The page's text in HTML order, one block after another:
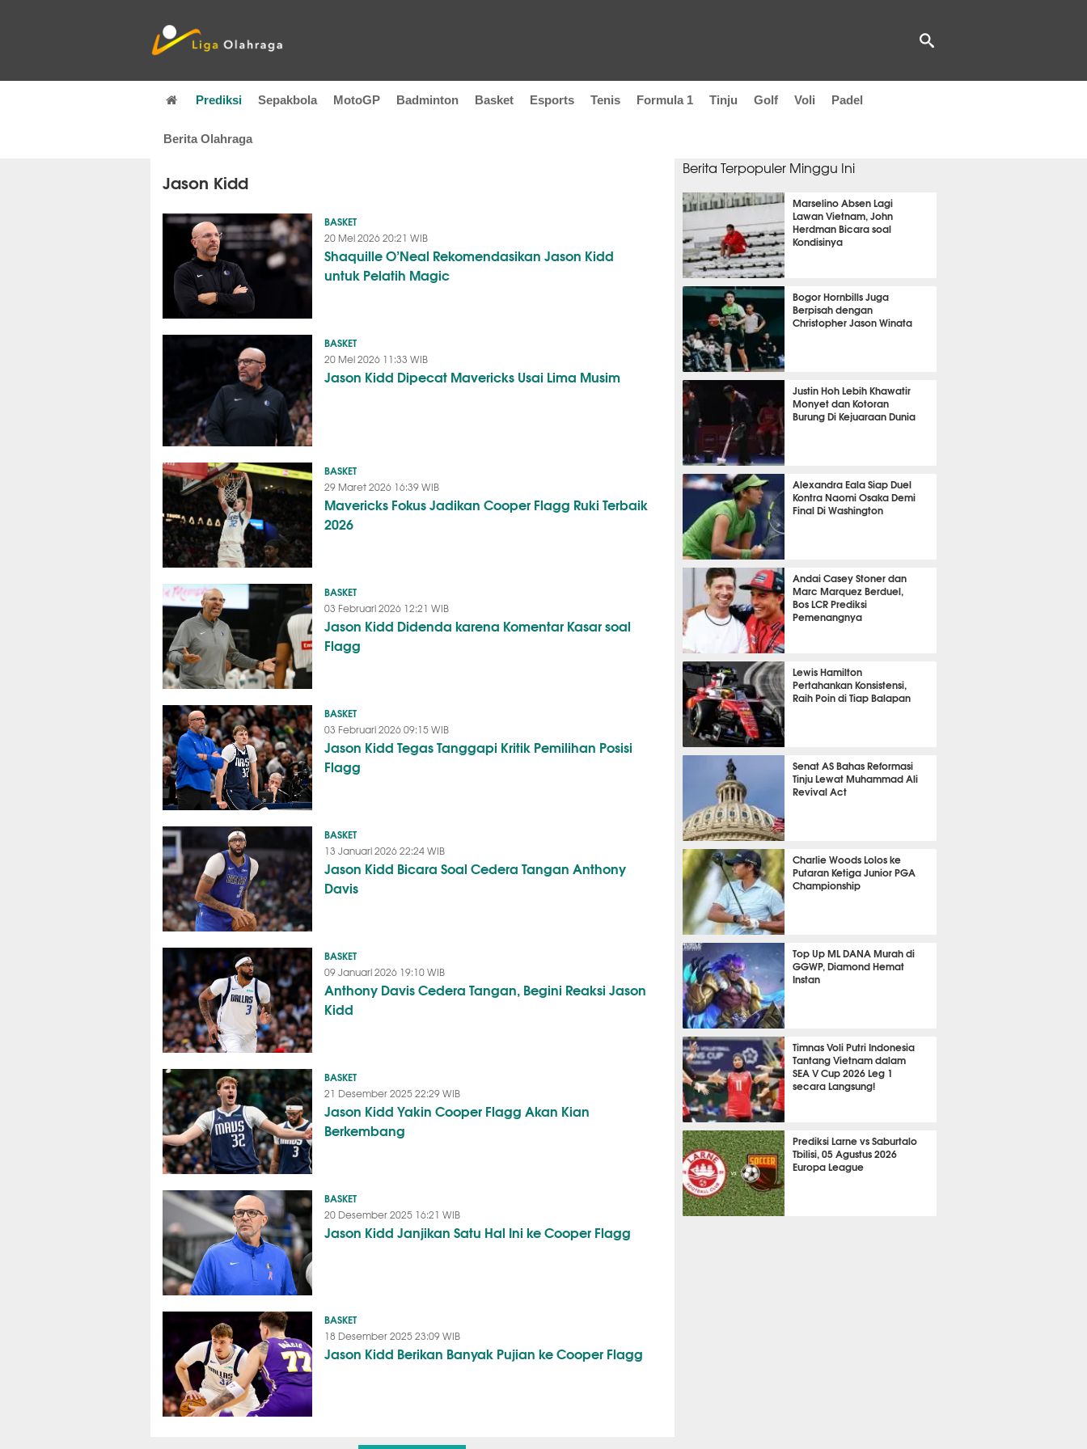
Prediksi Sepakbola MotoGP Badminton Basket Esports Tenis Formula 1 Tinju Golf Voli Padel
Berita Olahraga
Jason Kidd
BASKET
20 Mei 2026 20:21 WIB
Shaquille O’Neal Rekomendasikan Jason Kidd
untuk Pelatih Magic
BASKET
20 Mei 2026 11:33 WIB
Jason Kidd Dipecat Mavericks Usai Lima Musim
BASKET
29 Maret 2026 16:39 WIB
Mavericks Fokus Jadikan Cooper Flagg Ruki Terbaik
2026
BASKET
03 Februari 2026 12:21 WIB
Jason Kidd Didenda karena Komentar Kasar soal
Flagg
BASKET
03 Februari 2026 09:15 WIB
Jason Kidd Tegas Tanggapi Kritik Pemilihan Posisi
Flagg
BASKET
13 Januari 2026 22:24 WIB
Jason Kidd Bicara Soal Cedera Tangan Anthony
Davis
BASKET
09 Januari 2026 19:10 WIB
Anthony Davis Cedera Tangan, Begini Reaksi Jason
Kidd
BASKET
21 Desember 2025 22:29 WIB
Jason Kidd Yakin Cooper Flagg Akan Kian
Berkembang
BASKET
20 Desember 2025 16:21 WIB
Jason Kidd Janjikan Satu Hal Ini ke Cooper Flagg
BASKET
18 Desember 2025 23:09 WIB
Jason Kidd Berikan Banyak Pujian ke Cooper Flagg
Berita Terpopuler Minggu Ini
Marselino Absen Lagi
Lawan Vietnam, John
Herdman Bicara soal
Kondisinya
SEPAK BOLA
Bogor Hornbills Juga
Berpisah dengan
Christopher Jason Winata
BASKET
Justin Hoh Lebih Khawatir
Monyet dan Kotoran
Burung Di Kejuaraan Dunia
BADMINTON
Alexandra Eala Siap Duel
Kontra Naomi Osaka Demi
Final Di Washington
TENIS
Andai Casey Stoner dan
Marc Marquez Berduel,
Bos LCR Prediksi
Pemenangnya
MOTOGP
Lewis Hamilton
Pertahankan Konsistensi,
Raih Poin di Tiap Balapan
F1
Senat AS Bahas Reformasi
Tinju Lewat Muhammad Ali
Revival Act
TINJU
Charlie Woods Lolos ke
Putaran Ketiga Junior PGA
Championship
GOLF
Top Up ML DANA Murah di
GGWP, Diamond Hemat
Instan
ESPORTS
Timnas Voli Putri Indonesia
Tantang Vietnam dalam
SEA V Cup 2026 Leg 1
secara Langsung!
OLAHRAGA LAIN
Prediksi Larne vs Saburtalo
Tbilisi, 05 Agustus 2026
Europa League